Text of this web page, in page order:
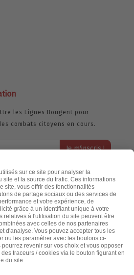
les Lignes Bougent pour
combats citoyens en cours.
notre politique de confidentialité,
cliquez ici.
Accueil
de confidentialité
Cookies